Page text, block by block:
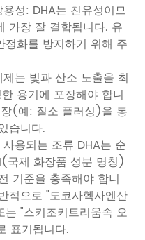
성: DHA는 친유성이므
가장 잘 결합됩니다. 유
화를 방지하기 위해 주
는 빛과 산소 노출을 최
용기에 포장해야 합니
(예: 질소 플러싱)을 통
습니다.
용되는 조류 DHA는 순
국제 화장품 성분 명칭)
기준을 충족해야 합니
적으로 "도코사헥사엔산
"스키조키트리움속 오
표기됩니다.